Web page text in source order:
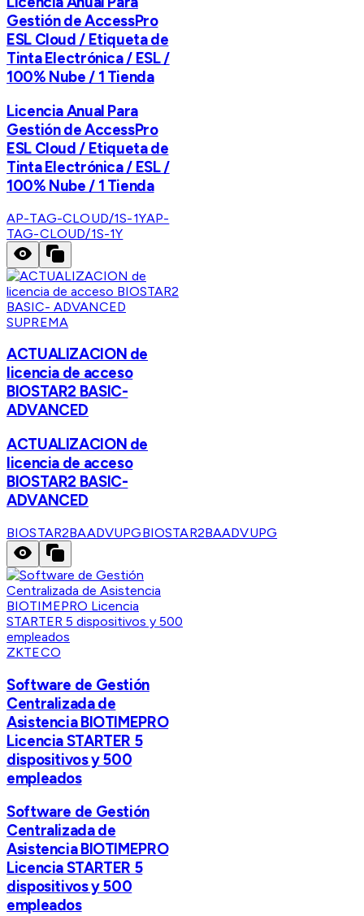
Gestión de AccessPro
ESL Cloud / Etiqueta de
Tinta Electrónica / ESL /
100% Nube / 1 Tienda
Licencia Anual Para
Gestión de AccessPro
ESL Cloud / Etiqueta de
Tinta Electrónica / ESL /
100% Nube / 1 Tienda
AP-TAG-CLOUD/1S-1YAP-
TAG-CLOUD/1S-1Y
SUPREMA
ACTUALIZACION de
licencia de acceso
BIOSTAR2 BASIC-
ADVANCED
ACTUALIZACION de
licencia de acceso
BIOSTAR2 BASIC-
ADVANCED
BIOSTAR2BAADVUPGBIOSTAR2BAADVUPG
ZKTECO
Software de Gestión
Centralizada de
Asistencia BIOTIMEPRO
Licencia STARTER 5
dispositivos y 500
empleados
Software de Gestión
Centralizada de
Asistencia BIOTIMEPRO
Licencia STARTER 5
dispositivos y 500
empleados